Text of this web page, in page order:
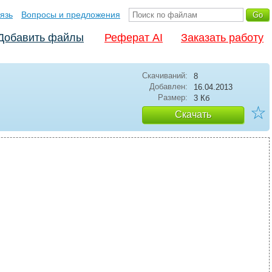
Вопросы и предложения
файлы Реферат AI Заказать работу
Скачиваний:
8
Добавлен:
16.04.2013
Размер:
3 Кб
Скачать ☆